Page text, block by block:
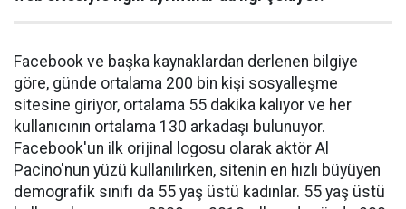
Facebook ve başka kaynaklardan derlenen bilgiye
göre, günde ortalama 200 bin kişi sosyalleşme
sitesine giriyor, ortalama 55 dakika kalıyor ve her
kullanıcının ortalama 130 arkadaşı bulunuyor.
Facebook'un ilk orijinal logosu olarak aktör Al
Pacino'nun yüzü kullanılırken, sitenin en hızlı büyüyen
demografik sınıfı da 55 yaş üstü kadınlar. 55 yaş üstü